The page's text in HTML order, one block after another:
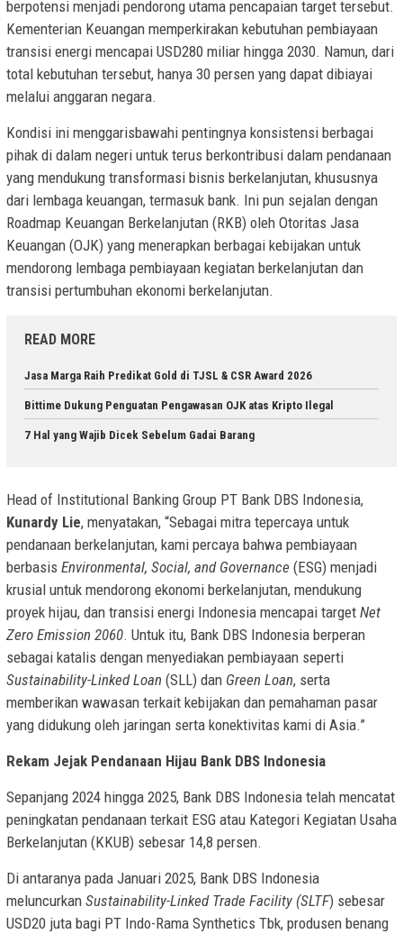
berpotensi menjadi pendorong utama pencapaian target tersebut.
Kementerian Keuangan memperkirakan kebutuhan pembiayaan
transisi energi mencapai USD280 miliar hingga 2030. Namun, dari
total kebutuhan tersebut, hanya 30 persen yang dapat dibiayai
melalui anggaran negara.
Kondisi ini menggarisbawahi pentingnya konsistensi berbagai
pihak di dalam negeri untuk terus berkontribusi dalam pendanaan
yang mendukung transformasi bisnis berkelanjutan, khususnya
dari lembaga keuangan, termasuk bank. Ini pun sejalan dengan
Roadmap Keuangan Berkelanjutan (RKB) oleh Otoritas Jasa
Keuangan (OJK) yang menerapkan berbagai kebijakan untuk
mendorong lembaga pembiayaan kegiatan berkelanjutan dan
transisi pertumbuhan ekonomi berkelanjutan.
READ MORE
Jasa Marga Raih Predikat Gold di TJSL & CSR Award 2026
Bittime Dukung Penguatan Pengawasan OJK atas Kripto Ilegal
7 Hal yang Wajib Dicek Sebelum Gadai Barang
Head of Institutional Banking Group PT Bank DBS Indonesia,
Kunardy Lie, menyatakan, “Sebagai mitra tepercaya untuk
pendanaan berkelanjutan, kami percaya bahwa pembiayaan
berbasis Environmental, Social, and Governance (ESG) menjadi
krusial untuk mendorong ekonomi berkelanjutan, mendukung
proyek hijau, dan transisi energi Indonesia mencapai target Net
Zero Emission 2060. Untuk itu, Bank DBS Indonesia berperan
sebagai katalis dengan menyediakan pembiayaan seperti
Sustainability-Linked Loan (SLL) dan Green Loan, serta
memberikan wawasan terkait kebijakan dan pemahaman pasar
yang didukung oleh jaringan serta konektivitas kami di Asia.”
Rekam Jejak Pendanaan Hijau Bank DBS Indonesia
Sepanjang 2024 hingga 2025, Bank DBS Indonesia telah mencatat
peningkatan pendanaan terkait ESG atau Kategori Kegiatan Usaha
Berkelanjutan (KKUB) sebesar 14,8 persen.
Di antaranya pada Januari 2025, Bank DBS Indonesia
meluncurkan Sustainability-Linked Trade Facility (SLTF) sebesar
USD20 juta bagi PT Indo-Rama Synthetics Tbk, produsen benang